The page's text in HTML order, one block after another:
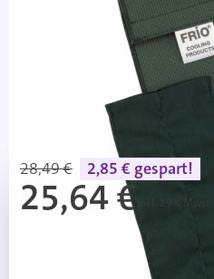
Kühltasche / 1 Stück
PZN: 03391805 / Diashop.de Kat.-
Lieferzeit 3-7 Werktage
Mehr über das Produkt
28,49 € 2,85 € gespart!
25,64 € Inkl. 19% Mwst.
Rezeptart wählen